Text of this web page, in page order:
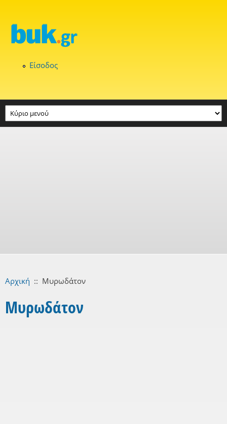
Είσοδος
Αρχική :: Μυρωδάτον
Μυρωδάτον